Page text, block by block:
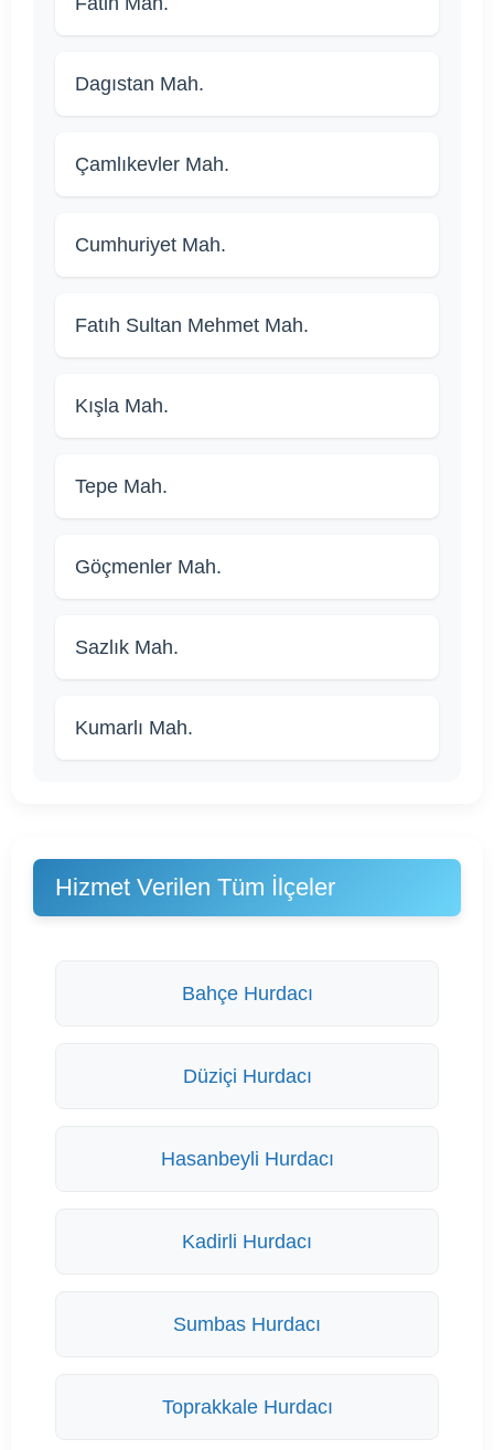
Dagıstan Mah.
Çamlıkevler Mah.
Cumhuriyet Mah.
Fatıh Sultan Mehmet Mah.
Kışla Mah.
Tepe Mah.
Göçmenler Mah.
Sazlık Mah.
Kumarlı Mah.
Hizmet Verilen Tüm İlçeler
Bahçe Hurdacı
Düziçi Hurdacı
Hasanbeyli Hurdacı
Kadirli Hurdacı
Sumbas Hurdacı
Toprakkale Hurdacı